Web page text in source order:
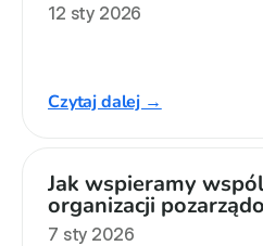
12 sty 2026
Czytaj dalej →
Jak wspieramy
organizacji
7 sty 2026